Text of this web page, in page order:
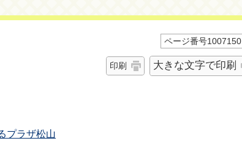
ページ番号1007150
印刷 大きな文字で印刷
プラザ松山